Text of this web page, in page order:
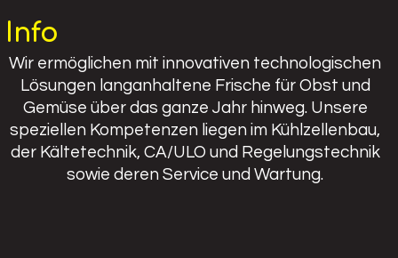
Info
Wir ermöglichen mit innovativen technologischen
Lösungen langanhaltene Frische für Obst und
Gemüse über das ganze Jahr hinweg. Unsere
speziellen Kompetenzen liegen im Kühlzellenbau,
der Kältetechnik, CA/ULO und Regelungstechnik
sowie deren Service und Wartung.